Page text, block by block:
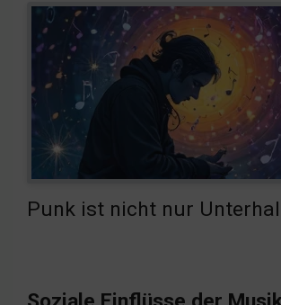
Punk ist nicht nur